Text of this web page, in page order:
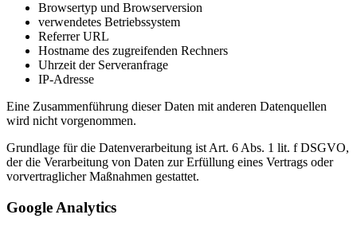
Browsertyp und Browserversion
verwendetes Betriebssystem
Referrer URL
Hostname des zugreifenden Rechners
Uhrzeit der Serveranfrage
IP-Adresse
Eine Zusammenführung dieser Daten mit anderen Datenquellen
wird nicht vorgenommen.
Grundlage für die Datenverarbeitung ist Art. 6 Abs. 1 lit. f DSGVO,
der die Verarbeitung von Daten zur Erfüllung eines Vertrags oder
vorvertraglicher Maßnahmen gestattet.
Google Analytics